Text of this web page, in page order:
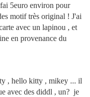
5euro environ pour
motif très original ! J'ai
avec un lapinou , et
en provenance du
, hello kitty , mikey ... il
avec des diddl , un? je